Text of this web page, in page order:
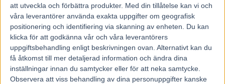
att utveckla och förbättra produkter. Med din tillåtelse kan vi och
våra leverantörer använda exakta uppgifter om geografisk
positionering och identifiering via skanning av enheten. Du kan
klicka för att godkänna vår och våra leverantörers
uppgiftsbehandling enligt beskrivningen ovan. Alternativt kan du
få åtkomst till mer detaljerad information och ändra dina
inställningar innan du samtycker eller för att neka samtycke.
Observera att viss behandling av dina personuppgifter kanske
är inte lätt för en kusk i hans ålder i det här loppet. Om det
var någon häst som förtjänade att få vinna Prix d’Amerique
så var det Davidson du Pont efter alla hans prestationer i
det här loppet, konstaterade Bazire senior.
Ägaren, uppfödaren och morfar till segerkusken Albert
Rayon grät glädjetårar efter loppet.